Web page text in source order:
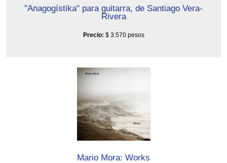
"Anagogístika" para guitarra, de Santiago Vera-
Rivera
Precio: $ 3.570 pesos
Mario Mora: Works